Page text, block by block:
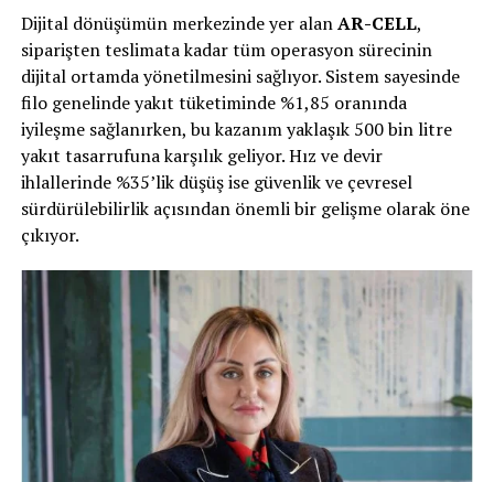
Dijital dönüşümün merkezinde yer alanAR-CELL,
siparişten teslimata kadar tüm operasyon sürecinin
dijital ortamda yönetilmesini sağlıyor. Sistem sayesinde
filo genelinde yakıt tüketiminde %1,85 oranında
iyileşme sağlanırken, bu kazanım yaklaşık 500 bin litre
yakıt tasarrufuna karşılık geliyor. Hız ve devir
ihlallerinde %35’lik düşüş ise güvenlik ve çevresel
sürdürülebilirlik açısından önemli bir gelişme olarak öne
çıkıyor.